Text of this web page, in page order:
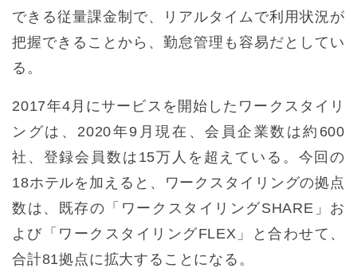
できる従量課金制で、リアルタイムで利用状況が
把握できることから、勤怠管理も容易だとしてい
る。
2017年4月にサービスを開始したワークスタイリ
ングは、2020年9月現在、会員企業数は約600
社、登録会員数は15万人を超えている。今回の
18ホテルを加えると、ワークスタイリングの拠点
数は、既存の「ワークスタイリングSHARE」お
よび「ワークスタイリングFLEX」と合わせて、
合計81拠点に拡大することになる。